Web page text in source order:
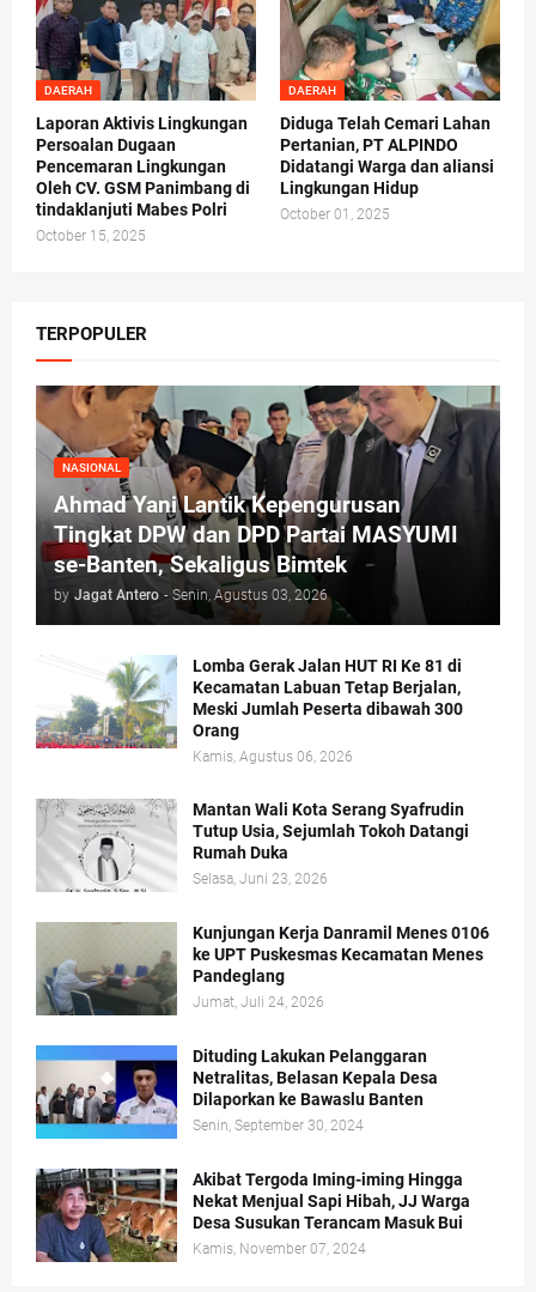
DAERAH
Laporan Aktivis Lingkungan
Persoalan Dugaan
Pencemaran Lingkungan
Oleh CV. GSM Panimbang di
tindaklanjuti Mabes Polri
October 15, 2025
DAERAH
Diduga Telah Cemari Lahan
Pertanian, PT ALPINDO
Didatangi Warga dan aliansi
Lingkungan Hidup
October 01, 2025
TERPOPULER
NASIONAL
Ahmad Yani Lantik Kepengurusan
Tingkat DPW dan DPD Partai MASYUMI
se-Banten, Sekaligus Bimtek
by Jagat Antero - Senin, Agustus 03, 2026
Lomba Gerak Jalan HUT RI Ke 81 di
Kecamatan Labuan Tetap Berjalan,
Meski Jumlah Peserta dibawah 300
Orang
Kamis, Agustus 06, 2026
Mantan Wali Kota Serang Syafrudin
Tutup Usia, Sejumlah Tokoh Datangi
Rumah Duka
Selasa, Juni 23, 2026
Kunjungan Kerja Danramil Menes 0106
ke UPT Puskesmas Kecamatan Menes
Pandeglang
Jumat, Juli 24, 2026
Dituding Lakukan Pelanggaran
Netralitas, Belasan Kepala Desa
Dilaporkan ke Bawaslu Banten
Senin, September 30, 2024
Akibat Tergoda Iming-iming Hingga
Nekat Menjual Sapi Hibah, JJ Warga
Desa Susukan Terancam Masuk Bui
Kamis, November 07, 2024